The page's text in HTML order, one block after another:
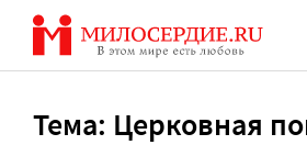
Перейти
содержанию
Тема: Церковная